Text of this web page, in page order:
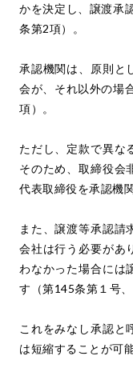
かを決定し、譲渡承
条第2項）。
承認機関は、原則と
会が、それ以外の場
項）。
ただし、定款で異な
そのため、取締役会
代表取締役を承認機
また、譲渡等承認請
会社は行う必要があ
わなかった場合には
す（第145条第１号、
これをみなし承認と
は短縮することが可